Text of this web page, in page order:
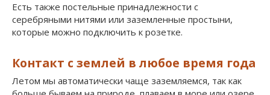
Есть также постельные принадлежности с
серебряными нитями или заземленные простыни,
которые можно подключить к розетке.
Контакт с землей в любое время года
Летом мы автоматически чаще заземляемся, так как